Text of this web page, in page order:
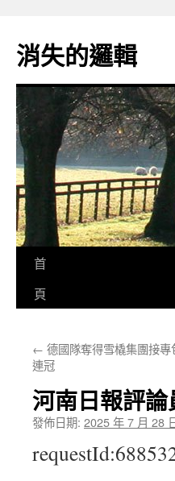
主
要
消失的邏輯
首
頁
← 德國隊奪得雪橇集團接
連冠
河南日報評
發佈日期: 2025 年 7 月 28